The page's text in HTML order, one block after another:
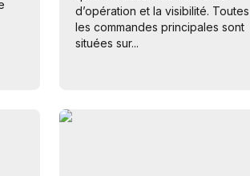
d’opération et la visibilité. Toutes
les commandes principales sont
situées sur...